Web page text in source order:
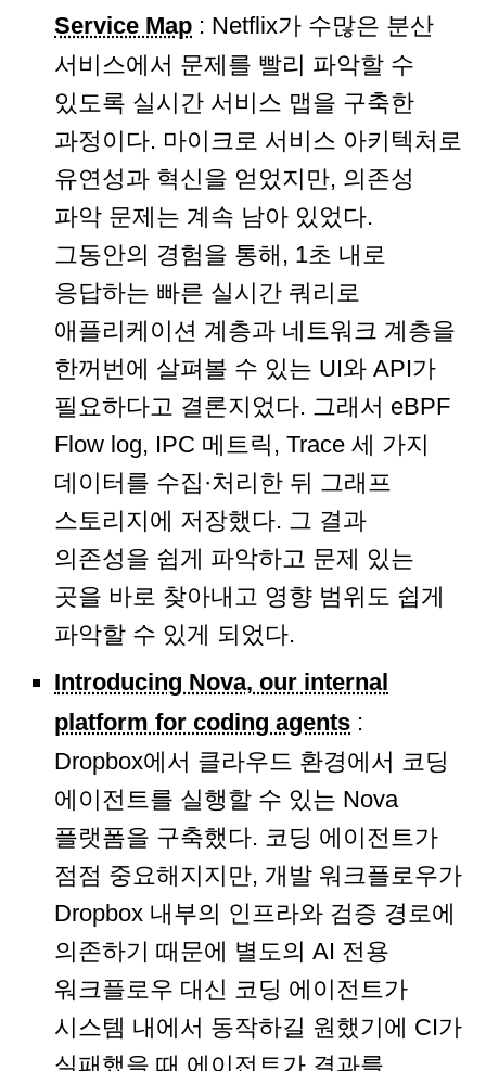
Service Map : Netflix가 수많은 분산
서비스에서 문제를 빨리 파악할 수
있도록 실시간 서비스 맵을 구축한
과정이다. 마이크로 서비스 아키텍처로
유연성과 혁신을 얻었지만, 의존성
파악 문제는 계속 남아 있었다.
그동안의 경험을 통해, 1초 내로
응답하는 빠른 실시간 쿼리로
애플리케이션 계층과 네트워크 계층을
한꺼번에 살펴볼 수 있는 UI와 API가
필요하다고 결론지었다. 그래서 eBPF
Flow log, IPC 메트릭, Trace 세 가지
데이터를 수집·처리한 뒤 그래프
스토리지에 저장했다. 그 결과
의존성을 쉽게 파악하고 문제 있는
곳을 바로 찾아내고 영향 범위도 쉽게
파악할 수 있게 되었다.
Introducing Nova, our internal
platform for coding agents :
Dropbox에서 클라우드 환경에서 코딩
에이전트를 실행할 수 있는 Nova
플랫폼을 구축했다. 코딩 에이전트가
점점 중요해지지만, 개발 워크플로우가
Dropbox 내부의 인프라와 검증 경로에
의존하기 때문에 별도의 AI 전용
워크플로우 대신 코딩 에이전트가
시스템 내에서 동작하길 원했기에 CI가
실패했을 때 에이전트가 결과를